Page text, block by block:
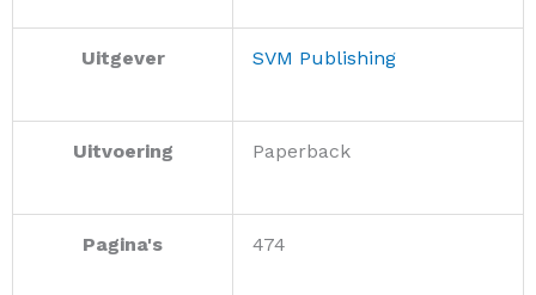
Uitgever SVM Publishing
Uitvoering Paperback
Pagina's 474